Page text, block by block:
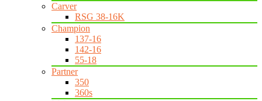
Carver
RSG 38-16K
Champion
137-16
142-16
55-18
Partner
350
360s